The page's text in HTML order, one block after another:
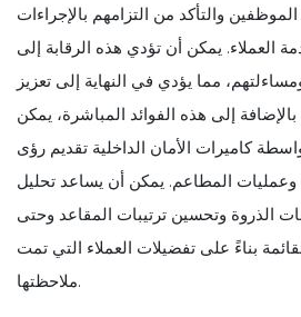
والتأكد من التزامهم بالإجراءات
العملاء. يمكن أن تؤدي هذه الرقابة إلى
مما يؤدي في النهاية إلى تعزيز
إلى هذه الفوائد المباشرة، يمكن
كاميرات الأمان الداخلية تقديم رؤى
المطاعم. يمكن أن يساعد تحليل
الذروة وتحسين ترتيبات المقاعد وحتى
بناءً على تفضيلات العملاء التي تمت
ملاحظتها.